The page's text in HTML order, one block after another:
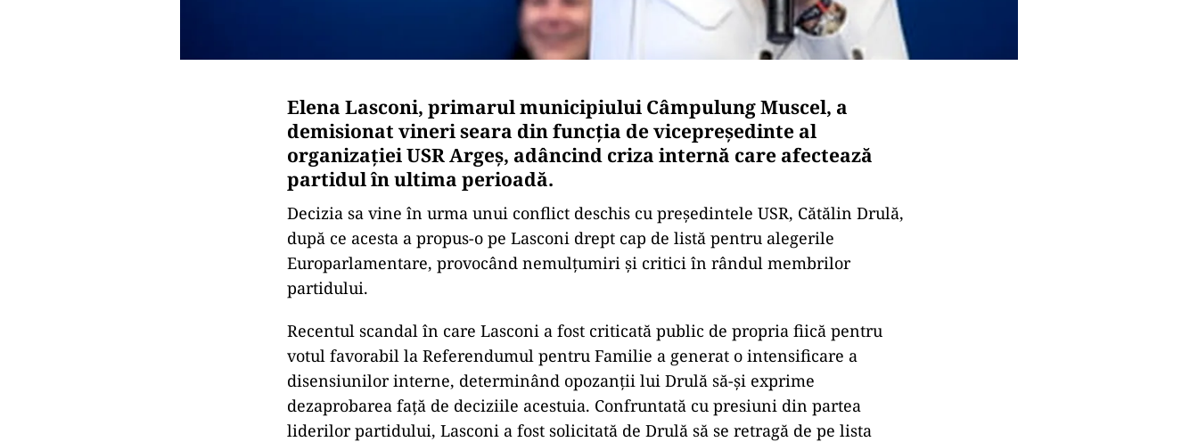
Elena Lasconi, primarul municipiului Câmpulung Muscel, a
demisionat vineri seara din funcția de vicepreședinte al
organizației USR Argeș, adâncind criza internă care afectează
partidul în ultima perioadă.
Decizia sa vine în urma unui conflict deschis cu președintele USR, Cătălin Drulă,
după ce acesta a propus-o pe Lasconi drept cap de listă pentru alegerile
Europarlamentare, provocând nemulțumiri și critici în rândul membrilor
partidului.
Recentul scandal în care Lasconi a fost criticată public de propria fiică pentru
votul favorabil la Referendumul pentru Familie a generat o intensificare a
disensiunilor interne, determinând opozanții lui Drulă să-și exprime
dezaprobarea față de deciziile acestuia. Confruntată cu presiuni din partea
liderilor partidului, Lasconi a fost solicitată de Drulă să se retragă de pe lista